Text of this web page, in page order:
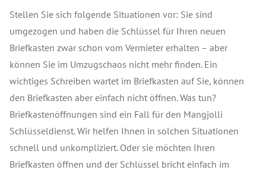
Stellen Sie sich folgende Situationen vor: Sie sind
umgezogen und haben die Schlüssel für Ihren neuen
Briefkasten zwar schon vom Vermieter erhalten – aber
können Sie im Umzugschaos nicht mehr finden. Ein
wichtiges Schreiben wartet im Briefkasten auf Sie, können
den Briefkasten aber einfach nicht öffnen. Was tun?
Briefkastenöffnungen sind ein Fall für den Mangjolli
Schlüsseldienst. Wir helfen Ihnen in solchen Situationen
schnell und unkompliziert. Oder sie möchten Ihren
Briefkasten öffnen und der Schlüssel bricht einfach im